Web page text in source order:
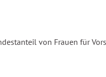
von Frauen für